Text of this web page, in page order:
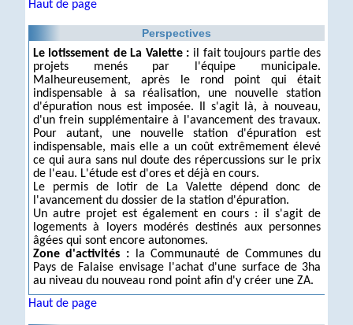
Haut de page
Perspectives
Le lotissement de La Valette : il fait toujours partie des
projets menés par l'équipe municipale.
Malheureusement, après le rond point qui était
indispensable à sa réalisation, une nouvelle station
d'épuration nous est imposée. Il s'agit là, à nouveau,
d'un frein supplémentaire à l'avancement des travaux.
Pour autant, une nouvelle station d'épuration est
indispensable, mais elle a un coût extrêmement élevé
ce qui aura sans nul doute des répercussions sur le prix
de l'eau. L'étude est d'ores et déjà en cours.
Le permis de lotir de La Valette dépend donc de
l'avancement du dossier de la station d'épuration.
Un autre projet est également en cours : il s'agit de
logements à loyers modérés destinés aux personnes
âgées qui sont encore autonomes.
Zone d'activités : la Communauté de Communes du
Pays de Falaise envisage l'achat d'une surface de 3ha
au niveau du nouveau rond point afin d'y créer une ZA.
Haut de page